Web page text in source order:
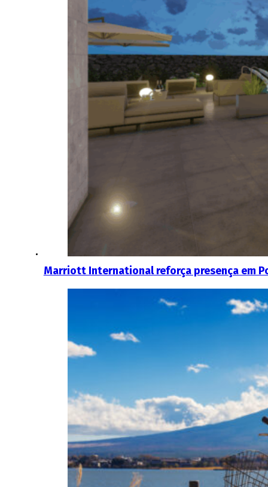
Marriott International reforça presença em